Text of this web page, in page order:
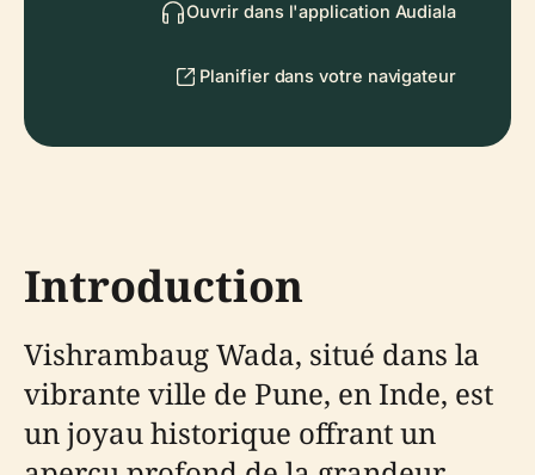
Ouvrir dans l'application Audiala
Planifier dans votre navigateur
Introduction
Vishrambaug Wada, situé dans la
vibrante ville de Pune, en Inde, est
un joyau historique offrant un